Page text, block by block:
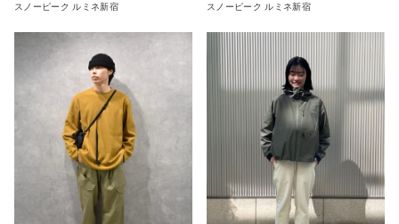
スノーピーク ルミネ新宿
スノーピーク ルミネ新宿